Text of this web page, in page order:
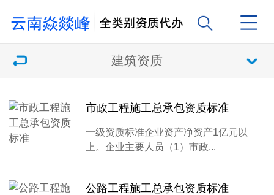
建筑资质
市政工程施工总承包资质标准
一级资质标准企业资产净资产1亿元以
上。企业主要人员（1）市政...
公路工程施工总承包资质标准